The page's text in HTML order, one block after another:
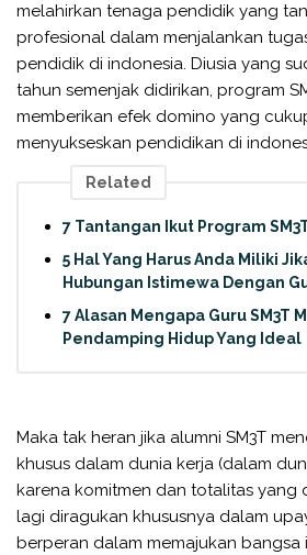
melahirkan tenaga pendidik yang
profesional dalam menjalankan
pendidik di indonesia. Diusia yang
tahun semenjak didirikan, program
memberikan efek domino yang
menyukseskan pendidikan di
Related
7 Tantangan Ikut Program
5 Hal Yang Harus Anda Miliki
Hubungan Istimewa Dengan
7 Alasan Mengapa Guru SM3T
Pendamping Hidup Yang Ideal
Maka tak heran jika alumni SM3T
khusus dalam dunia kerja (dalam
karena komitmen dan totalitas yang
lagi diragukan khususnya dalam
berperan dalam memajukan bangsa